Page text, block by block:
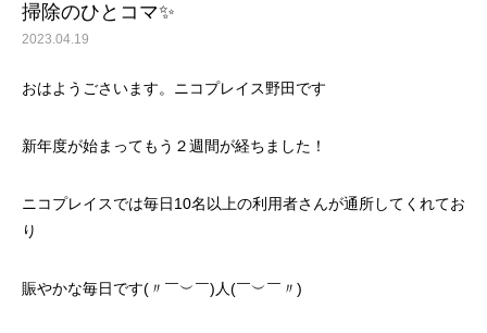
掃除のひとコマ✨
2023.04.19
おはようごさいます。ニコプレイス野田です
新年度が始まってもう２週間が経ちました！
ニコプレイスでは毎日10名以上の利用者さんが通所してくれてお
り
賑やかな毎日です(〃￣︶￣)人(￣︶￣〃)